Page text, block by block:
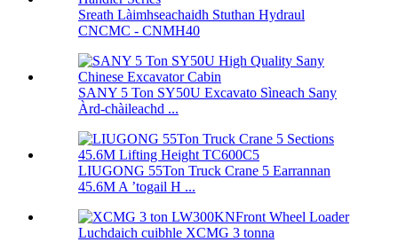
Sreath Làimhseachaidh Stuthan Hydraul
CNCMC - CNMH40
SANY 5 Ton SY50U Excavato Sìneach Sany
Àrd-chàileachd ...
LIUGONG 55Ton Truck Crane 5 Earrannan
45.6M A ’togail H ...
Luchdaich cuibhle XCMG 3 tonna